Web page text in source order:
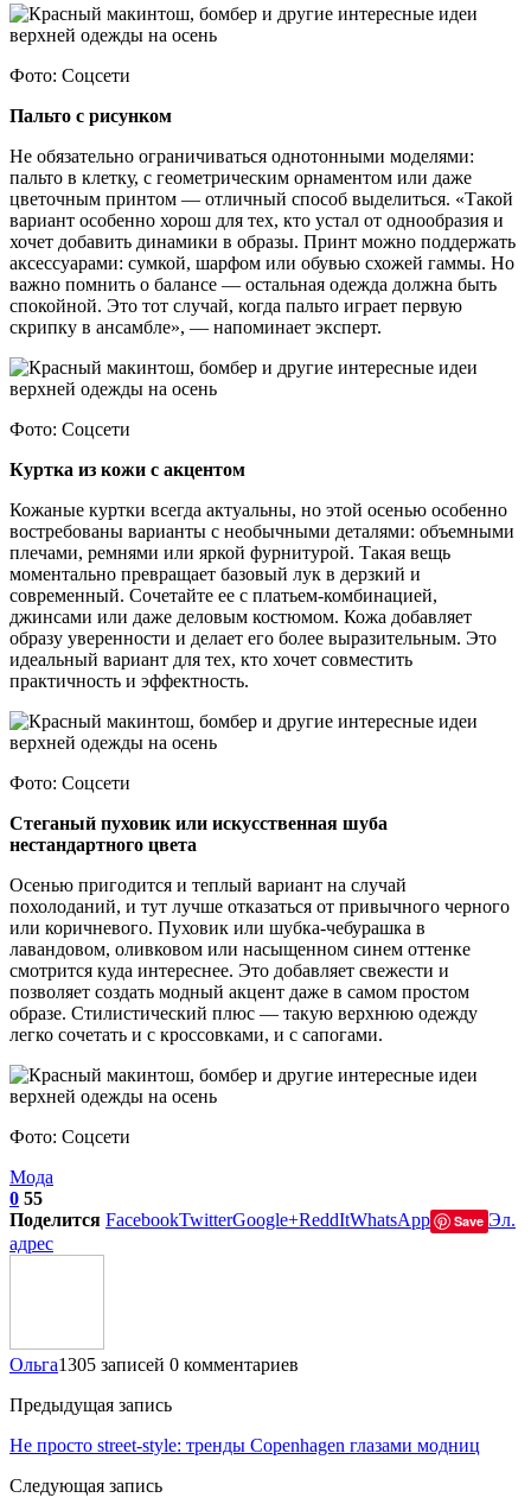
Фото: Соцсети
Пальто с рисунком
Не обязательно ограничиваться однотонными моделями:
пальто в клетку, с геометрическим орнаментом или даже
цветочным принтом — отличный способ выделиться. «Такой
вариант особенно хорош для тех, кто устал от однообразия и
хочет добавить динамики в образы. Принт можно поддержать
аксессуарами: сумкой, шарфом или обувью схожей гаммы. Но
важно помнить о балансе — остальная одежда должна быть
спокойной. Это тот случай, когда пальто играет первую
скрипку в ансамбле», — напоминает эксперт.
Фото: Соцсети
Куртка из кожи с акцентом
Кожаные куртки всегда актуальны, но этой осенью особенно
востребованы варианты с необычными деталями: объемными
плечами, ремнями или яркой фурнитурой. Такая вещь
моментально превращает базовый лук в дерзкий и
современный. Сочетайте ее с платьем-комбинацией,
джинсами или даже деловым костюмом. Кожа добавляет
образу уверенности и делает его более выразительным. Это
идеальный вариант для тех, кто хочет совместить
практичность и эффектность.
Фото: Соцсети
Стеганый пуховик или искусственная шуба
нестандартного цвета
Осенью пригодится и теплый вариант на случай
похолоданий, и тут лучше отказаться от привычного черного
или коричневого. Пуховик или шубка-чебурашка в
лавандовом, оливковом или насыщенном синем оттенке
смотрится куда интереснее. Это добавляет свежести и
позволяет создать модный акцент даже в самом простом
образе. Стилистический плюс — такую верхнюю одежду
легко сочетать и с кроссовками, и с сапогами.
Фото: Соцсети
Мода
0 55
Поделится FacebookTwitterGoogle+ReddItWhatsApp Save Эл.
адрес
Ольга1305 записей 0 комментариев
Предыдущая запись
Не просто street-style: тренды Copenhagen глазами модниц
Следующая запись